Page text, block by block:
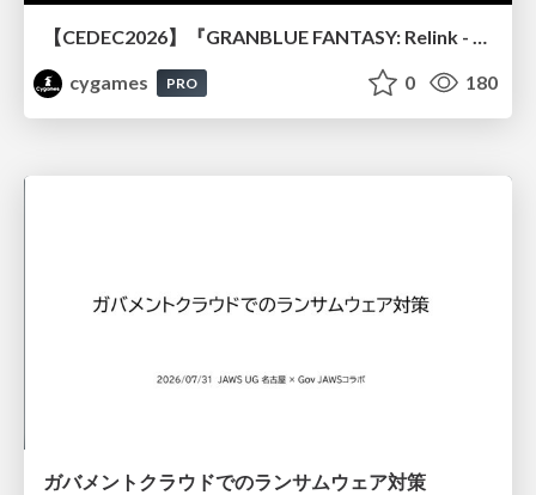
cygames
PRO 0 180
ガバメントクラウドでのランサムウェア対策